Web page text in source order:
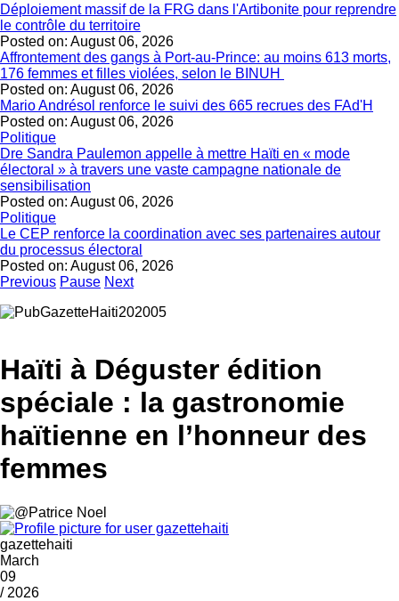
Déploiement massif de la FRG dans l'Artibonite pour reprendre
le contrôle du territoire
Posted on: August 06, 2026
Affrontement des gangs à Port-au-Prince: au moins 613 morts,
176 femmes et filles violées, selon le BINUH
Posted on: August 06, 2026
Mario Andrésol renforce le suivi des 665 recrues des FAd'H
Posted on: August 06, 2026
Politique
Dre Sandra Paulemon appelle à mettre Haïti en « mode
électoral » à travers une vaste campagne nationale de
sensibilisation
Posted on: August 06, 2026
Politique
Le CEP renforce la coordination avec ses partenaires autour
du processus électoral
Posted on: August 06, 2026
Previous Pause Next
Haïti à Déguster édition
spéciale : la gastronomie
haïtienne en l’honneur des
femmes
gazettehaiti
March
09
/ 2026